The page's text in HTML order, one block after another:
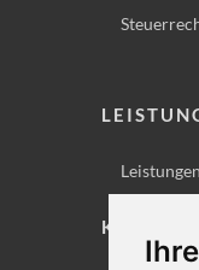
Leistungen
KONTAKT